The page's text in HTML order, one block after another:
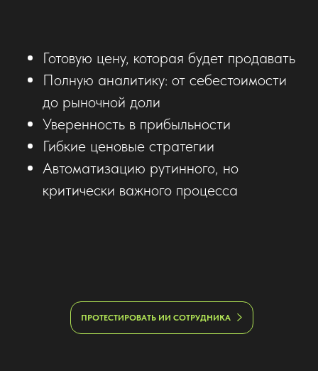
Готовую цену, которая будет продавать
Полную аналитику: от себестоимости
до рыночной доли
Уверенность в прибыльности
Гибкие ценовые стратегии
Автоматизацию рутинного, но
критически важного процесса
ПРОТЕСТИРОВАТЬ ИИ СОТРУДНИКА